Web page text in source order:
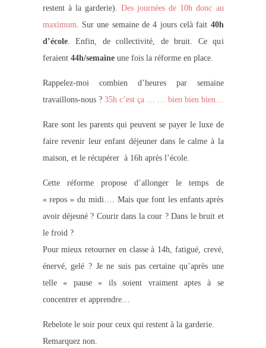
restent à la garderie)
Des journées de 10h donc au
maximum . Sur une semaine de 4 jours celà fait 40h
d’école. Enfin, de collectivité, de bruit. Ce qui
feraient 44h/semaineune fois la réforme en place.
Rappelez-moi combien d’heures par semaine
travaillons-nous ? 35h c’est ça … … bien bien bien…
Rare sont les parents qui peuvent se payer le luxe de
faire revenir leur enfant déjeuner dans le calme à la
maison, et le récupérer à 16h après l’école.
Cette réforme propose d’allonger le temps de
« repos » du midi…. Mais que font les enfants après
avoir déjeuné ? Courir dans la cour ? Dans le bruit et
le froid ?
Pour mieux retourner en classe à 14h, fatigué, crevé,
énervé, gelé ? Je ne suis pas certaine qu’après une
telle « pause » ils soient vraiment aptes à se
concentrer et apprendre…
Rebelote le soir pour ceux qui restent à la garderie.
Remarquez non.